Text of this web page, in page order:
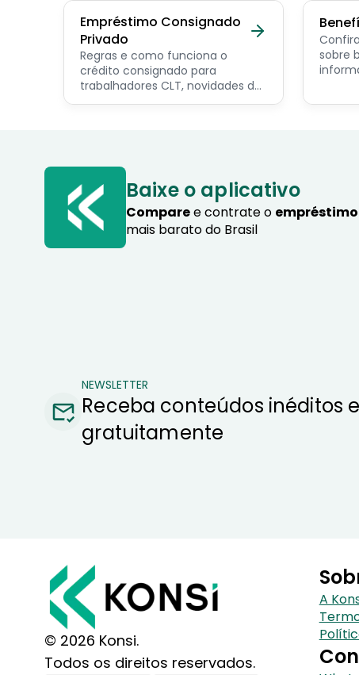
Empréstimo Consignado
Privado
Regras e como funciona o
crédito consignado para
trabalhadores CLT, novidades do
programa Crédito do
sobre
Baixe o aplicativo
Comparee contrate o
mais barato do Brasil
NEWSLETTER
Receba conteúdos inéditos
gratuitamente
© 2026 Konsi.
Todos os direitos reservados.
A